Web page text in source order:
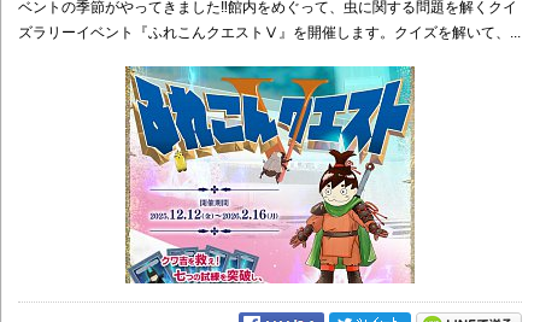
ベントの季節がやってきました‼館内をめぐって、虫に関する問題を解くクイ
ズラリーイベント『ふれこんクエストⅤ』を開催します。クイズを解いて、...